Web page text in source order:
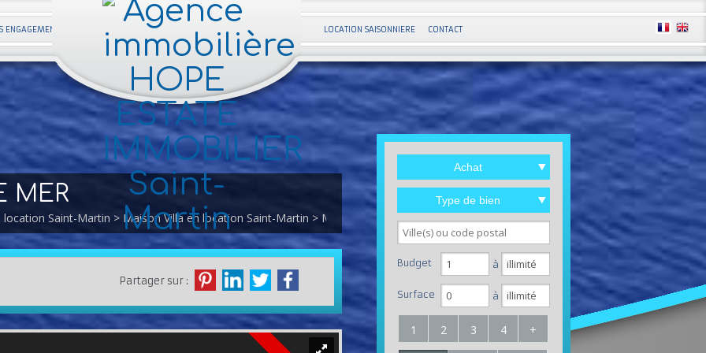
ENGAGEMENTS LOCATION SAISONNIERE CONTACT
Achat
Type de bien
Budget à
Surface à
1 2 3 4 +
MER
Saint-Martin > Maison Villa en location Saint-Martin > Maison villa LM514
Partager sur :